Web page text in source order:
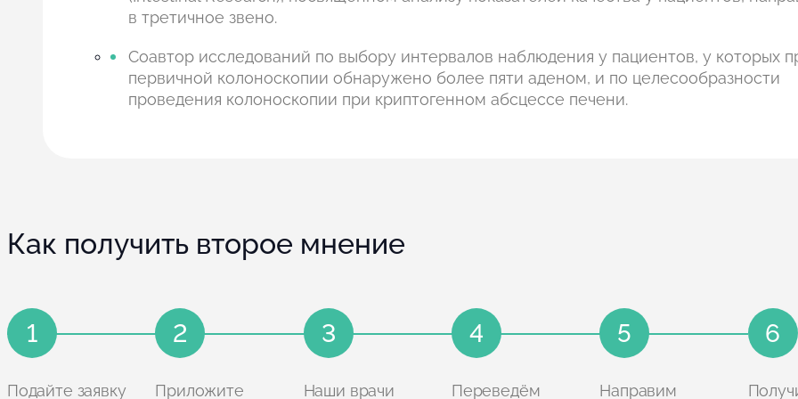
в третичное звено.
Соавтор исследований по выбору интервалов наблюдения у пациентов, у которых
первичной колоноскопии обнаружено более пяти аденом, и по целесообразности
проведения колоноскопии при криптогенном абсцессе печени.
Как получить второе мнение
1
Подайте заявку
2
Приложите
3
Наши врачи
4
Переведём
5
Направим
6